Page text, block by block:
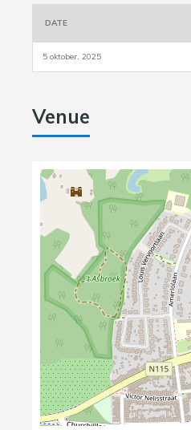
DATE
5 oktober, 2025
Venue